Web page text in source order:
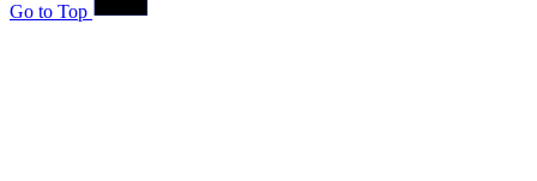
Go to Top